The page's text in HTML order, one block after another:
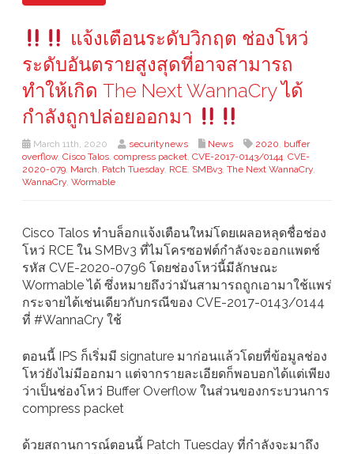
แจ้งเตือนระดับวิกฤต ช่องโหว่
ระดับอันตรายสูงสุดที่อาจสามารถ
ทำให้เกิด The Next WannaCry ได้
กำลังถูกปล่อยออกมา
March 11th, 2020 securitynews News 2020, buffer
overflow, Cisco Talos, compress packet, CVE-2017-0143/0144, CVE-
2020-079, March, Patch Tuesday, RCE, SMBv3, The Next WannaCry,
WannaCry, Wormable
Cisco Talos ทำบล็อกแจ้งเตือนใหม่โดยเผลอหลุดชื่อช่อง
โหว่ RCE ใน SMBv3 ที่ไมโครซอฟต์กำลังจะออกแพตช์
รหัส CVE-2020-0796 โดยช่องโหว่นี้มีลักษณะ
Wormable ได้ ซึ่งหมายถึงว่ามันสามารถถูกเอามาใช้แพร่
กระจายได้เช่นเดียวกับกรณีของ CVE-2017-0143/0144
ที่ #WannaCry ใช้
ตอนนี้ IPS ก็เริ่มมี signature มาก่อนแล้วโดยที่ข้อมูลช่อง
โหว่ยังไม่มีออกมา แต่จากรายละเอียดก็พอบอกได้แต่เพียง
ว่าเป็นช่องโหว่ Buffer Overflow ในส่วนของกระบวนการ
compress packet
ด้วยสถานการณ์ตอนนี้ Patch Tuesday ที่กำลังจะมาถึง